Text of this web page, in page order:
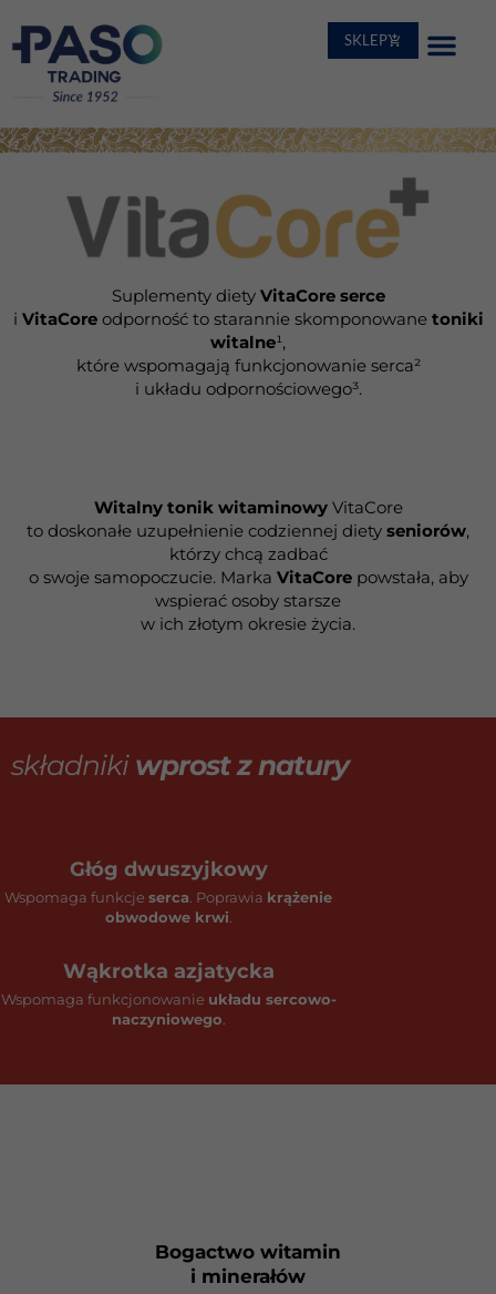
SKLEP
Suplementy diety VitaCore serce
i VitaCoreodporność to starannie skomponowane toniki
witalne¹,
które wspomagają funkcjonowanie serca²
i układu odpornościowego³.
Witalny tonik witaminowyVitaCore
to doskonałe uzupełnienie codziennej diety seniorów,
którzy chcą zadbać
o swoje samopoczucie. Marka VitaCorepowstała, aby
wspierać osoby starsze
w ich złotym okresie życia.
składniki wprost z natury
Głóg dwuszyjkowy
Wspomaga funkcjeserca. Poprawia krążenie
obwodowe krwi.
Wąkrotka azjatycka
Wspomaga funkcjonowanie układu sercowo-
naczyniowego.
Bogactwo witamin
i minerałów